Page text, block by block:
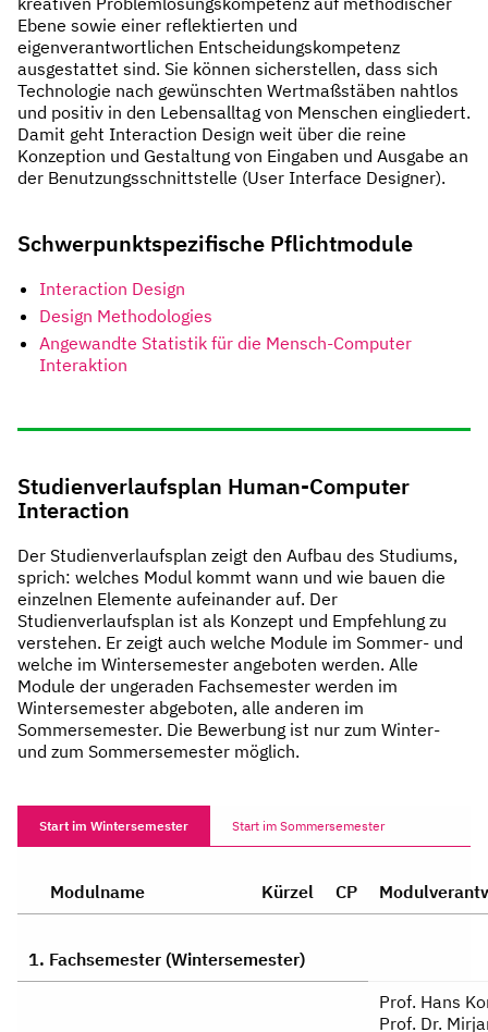
Ebene sowie einer reflektierten und
eigenverantwortlichen Entscheidungskompetenz
ausgestattet sind. Sie können sicherstellen, dass sich
Technologie nach gewünschten Wertmaßstäben nahtlos
und positiv in den Lebensalltag von Menschen eingliedert.
Damit geht Interaction Design weit über die reine
Konzeption und Gestaltung von Eingaben und Ausgabe an
der Benutzungsschnittstelle (User Interface Designer).
Schwerpunktspezifische Pflichtmodule
Interaction Design
Design Methodologies
Angewandte Statistik für die Mensch-Computer
Interaktion
Studienverlaufsplan Human-Computer
Interaction
Der Studienverlaufsplan zeigt den Aufbau des Studiums,
sprich: welches Modul kommt wann und wie bauen die
einzelnen Elemente aufeinander auf. Der
Studienverlaufsplan ist als Konzept und Empfehlung zu
verstehen. Er zeigt auch welche Module im Sommer- und
welche im Wintersemester angeboten werden. Alle
Module der ungeraden Fachsemester werden im
Wintersemester abgeboten, alle anderen im
Sommersemester. Die Bewerbung ist nur zum Winter-
und zum Sommersemester möglich.
Start im Wintersemester Start im Sommersemester
Modulname Kürzel CP
1. Fachsemester (Wintersemester)
Prof. Hans Kornacher, Prof. Dr. Mirjam